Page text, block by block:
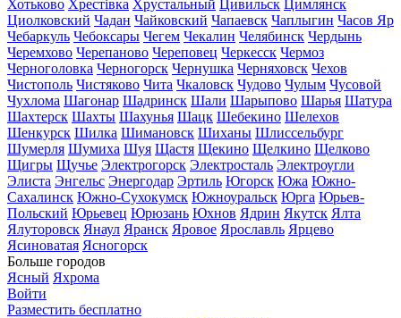
Хотьково Хрестівка Хрустальный Цивильск Цимлянск
Циолковский Чадан Чайковский Чапаевск Чаплыгин Часов Яр
Чебаркуль Чебоксары Чегем Чекалин Челябинск Чердынь
Черемхово Черепаново Череповец Черкесск Чермоз
Черноголовка Черногорск Чернушка Черняховск Чехов
Чистополь Чистяково Чита Чкаловск Чудово Чулым Чусовой
Чухлома Шагонар Шадринск Шали Шарыпово Шарья Шатура
Шахтерск Шахты Шахунья Шацк Шебекино Шелехов
Шенкурск Шилка Шимановск Шиханы Шлиссельбург
Шумерля Шумиха Шуя Щастя Щекино Щелкино Щелково
Щигры Щучье Электрогорск Электросталь Электроугли
Элиста Энгельс Энергодар Эртиль Югорск Южа Южно-
Сахалинск Южно-Сухокумск Южноуральск Юрга Юрьев-
Польский Юрьевец Юрюзань Юхнов Ядрин Якутск Ялта
Ялуторовск Янаул Яранск Яровое Ярославль Ярцево
Ясиноватая Ясногорск
Больше городов
Ясный Яхрома
Войти
Разместить бесплатно